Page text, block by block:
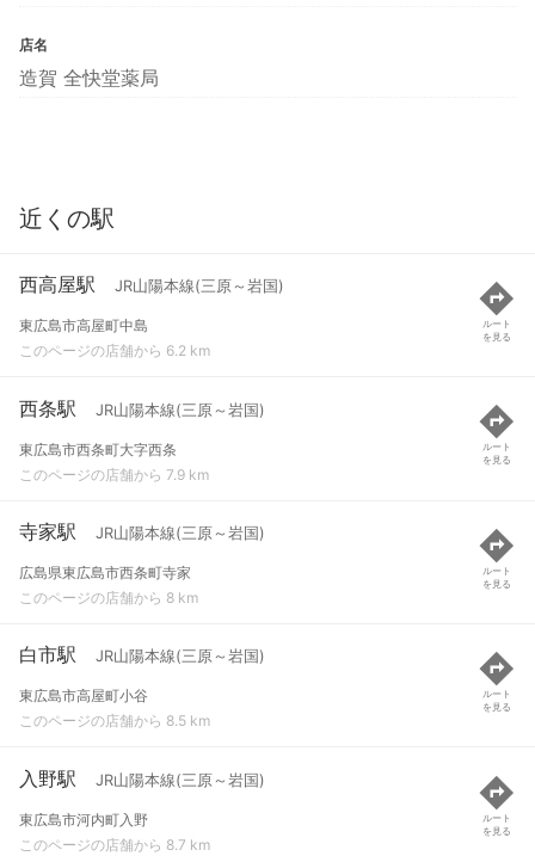
店名
造賀 全快堂薬局
近くの駅
西高屋駅 JR山陽本線(三原～岩国)
東広島市高屋町中島
このページの店舗から 6.2 km
ルート
を見る
西条駅 JR山陽本線(三原～岩国)
東広島市西条町大字西条
このページの店舗から 7.9 km
ルート
を見る
寺家駅 JR山陽本線(三原～岩国)
広島県東広島市西条町寺家
このページの店舗から 8 km
ルート
を見る
白市駅 JR山陽本線(三原～岩国)
東広島市高屋町小谷
このページの店舗から 8.5 km
ルート
を見る
入野駅 JR山陽本線(三原～岩国)
東広島市河内町入野
このページの店舗から 8.7 km
ルート
を見る